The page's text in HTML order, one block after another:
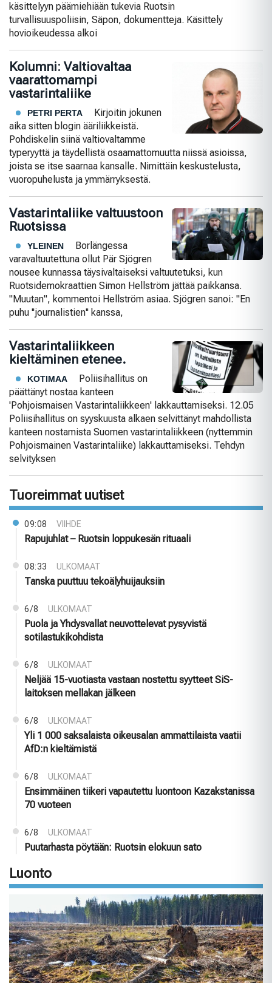
käsittelyyn päämiehiään tukevia Ruotsin
turvallisuuspoliisin, Säpon, dokumentteja. Käsittely
hovioikeudessa alkoi
Kolumni: Valtiovaltaa
vaarattomampi
vastarintaliike
PETRI PERTA
Kirjoitin jokunen
aika sitten blogin ääriliikkeistä.
Pohdiskelin siinä valtiovaltamme
typeryyttä ja täydellistä osaamattomuutta niissä asioissa,
joista se itse saarnaa kansalle. Nimittäin keskustelusta,
vuoropuhelusta ja ymmärryksestä.
Vastarintaliike valtuustoon
Ruotsissa
YLEINEN
Borlängessa
varavaltuutettuna ollut Pär Sjögren
nousee kunnassa täysivaltaiseksi valtuutetuksi, kun
Ruotsidemokraattien Simon Hellström jättää paikkansa.
"Muutan", kommentoi Hellström asiaa. Sjögren sanoi: "En
puhu ''journalistien'' kanssa,
Vastarintaliikkeen
kieltäminen etenee.
KOTIMAA
Poliisihallitus on
päättänyt nostaa kanteen
'Pohjoismaisen Vastarintaliikkeen' lakkauttamiseksi. 12.05
Poliisihallitus on syyskuusta alkaen selvittänyt mahdollista
kanteen nostamista Suomen vastarintaliikkeen (nyttemmin
Pohjoismainen Vastarintaliike) lakkauttamiseksi. Tehdyn
selvityksen
Tuoreimmat uutiset
09:08 VIIHDE
Rapujuhlat – Ruotsin loppukesän rituaali
08:33 ULKOMAAT
Tanska puuttuu tekoälyhuijauksiin
6/8 ULKOMAAT
Puola ja Yhdysvallat neuvottelevat pysyvistä
sotilastukikohdista
6/8 ULKOMAAT
Neljää 15-vuotiasta vastaan nostettu syytteet SiS-
laitoksen mellakan jälkeen
6/8 ULKOMAAT
Yli 1 000 saksalaista oikeusalan ammattilaista vaatii
AfD:n kieltämistä
6/8 ULKOMAAT
Ensimmäinen tiikeri vapautettu luontoon Kazakstanissa
70 vuoteen
6/8 ULKOMAAT
Puutarhasta pöytään: Ruotsin elokuun sato
Luonto